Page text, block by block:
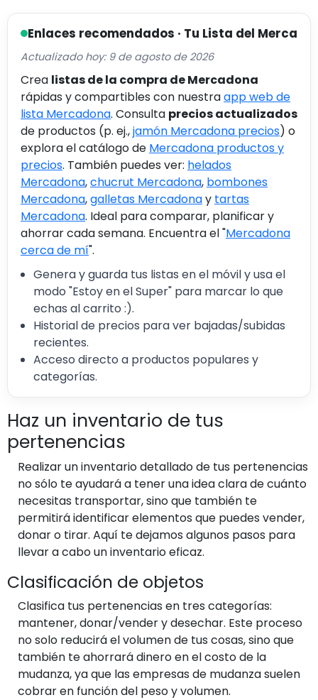
Enlaces recomendados · Tu Lista del Merca
Actualizado hoy: 9 de agosto de 2026
Crea listas de la compra de Mercadona
rápidas y compartibles con nuestraapp web de
lista Mercadona. Consulta precios actualizados
de productos (p. ej.,jamón Mercadona precios) o
explora el catálogo de Mercadona productos y
precios. También puedes ver: helados
Mercadona,chucrut Mercadona, bombones
Mercadona,galletas Mercadonay tartas
Mercadona. Ideal para comparar, planificar y
ahorrar cada semana. Encuentra el "Mercadona
cerca de mí".
Genera y guarda tus listas en el móvil y usa el
modo "Estoy en el Super" para marcar lo que
echas al carrito :).
Historial de precios para ver bajadas/subidas
recientes.
Acceso directo a productos populares y
categorías.
Haz un inventario de tus
pertenencias
Realizar un inventario detallado de tus pertenencias
no sólo te ayudará a tener una idea clara de cuánto
necesitas transportar, sino que también te
permitirá identificar elementos que puedes vender,
donar o tirar. Aquí te dejamos algunos pasos para
llevar a cabo un inventario eficaz.
Clasificación de objetos
Clasifica tus pertenencias en tres categorías:
mantener, donar/vender y desechar. Este proceso
no solo reducirá el volumen de tus cosas, sino que
también te ahorrará dinero en el costo de la
mudanza, ya que las empresas de mudanza suelen
cobrar en función del peso y volumen.